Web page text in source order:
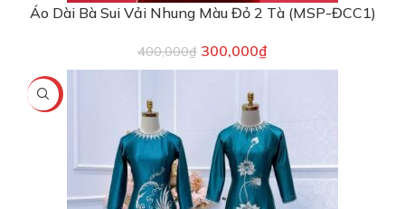
Áo Dài Bà Sui Vải Nhung Màu Đỏ 2 Tà (MSP-ĐCC1)
400,000₫ 300,000₫
-57%